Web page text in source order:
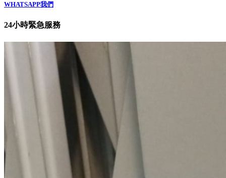
WHATSAPP我們
24小時緊急服務